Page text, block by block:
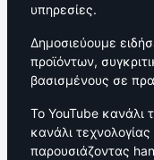
υπηρεσίες.
Δημοσιεύουμε
προϊόντων,
βασισμένους σε
Το YouTube κανάλι
κανάλι
παρουσιάζοντας